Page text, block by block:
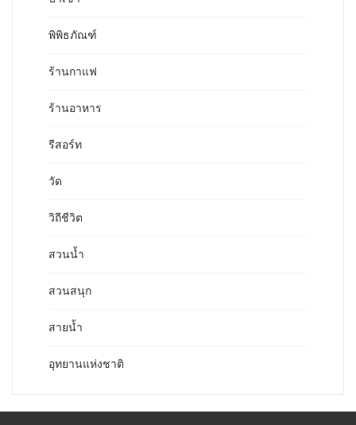
พิพิธภัณฑ์
ร้านกาแฟ
ร้านอาหาร
รีสอร์ท
วัด
วิถีชีวิต
สวนน้ำ
สวนสนุก
สายน้ำ
อุทยานแห่งชาติ